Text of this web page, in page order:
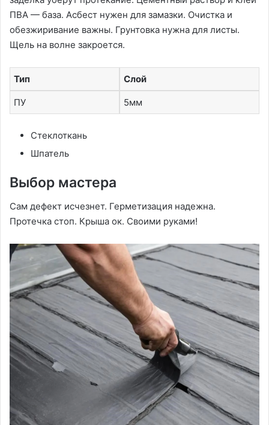
ПВА — база. Асбест нужен для замазки. Очистка и
обезжиривание важны. Грунтовка нужна для листы.
Щель на волне закроется.
Тип Слой
ПУ 5мм
Стеклоткань
Шпатель
Выбор мастера
Сам дефект исчезнет. Герметизация надежна.
Протечка стоп. Крыша ок. Своими руками!